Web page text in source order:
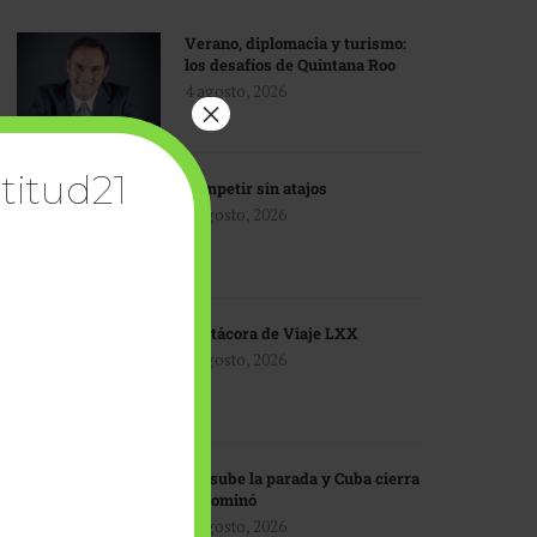
Verano, diplomacia y turismo:
los desafíos de Quintana Roo
4 agosto, 2026
Competir sin atajos
4 agosto, 2026
Bitácora de Viaje LXX
3 agosto, 2026
EU sube la parada y Cuba cierra
el dominó
3 agosto, 2026
×